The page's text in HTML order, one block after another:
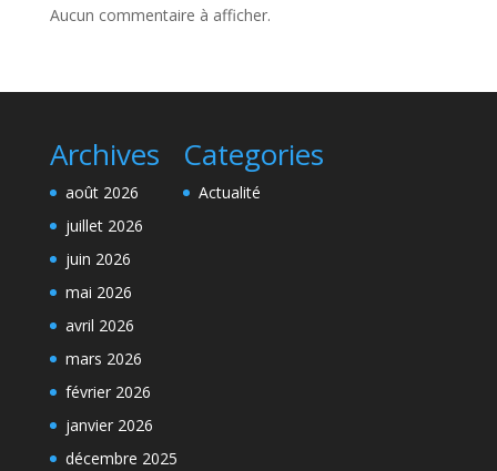
Aucun commentaire à afficher.
Archives
août 2026
juillet 2026
juin 2026
mai 2026
avril 2026
mars 2026
février 2026
janvier 2026
décembre 2025
Categories
Actualité